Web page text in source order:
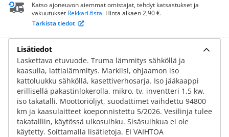
Katso ajoneuvon aiemmat omistajat, tehdyt katsastukset ja
vakuutukset Rekkari.fistä. Hinta alkaen 2,90 €.
Tarkista tiedot
Lisätiedot
Laskettava etuvuode. Truma lämmitys sähköllä ja
kaasulla, lattialämmitys. Markiisi, ohjaamon iso
kattoluukku sähköllä, kasettiverhosarja. Iso jääkaappi
erillisellä pakastinlokerolla, mikro, tv, inventteri 1,5 kw,
iso takatalli. Moottoriöljyt, suodattimet vaihdettu 94800
km ja kaasulaitteet koeponnistettu 5/2026. Vesilinja tulee
takatalliin, käytössä ulkosuihku. Sisäsuihkua ei ole
käytetty. Soittamalla lisätietoja. EI VAIHTOA